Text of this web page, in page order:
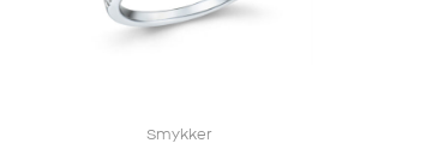
Smykker